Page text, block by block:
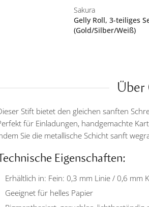
Sakura
Gelly Roll, 3-teiliges
(Gold/Silber/Weiß)
Über
Stift bietet den gleichen sanften
für Einladungen, handgemachte
Sie die metallische Schicht sanft
Eigenschaften:
Erhältlich in: Fein: 0,3 mm Linie / 0,6 mm
Geeignet für helles Papier